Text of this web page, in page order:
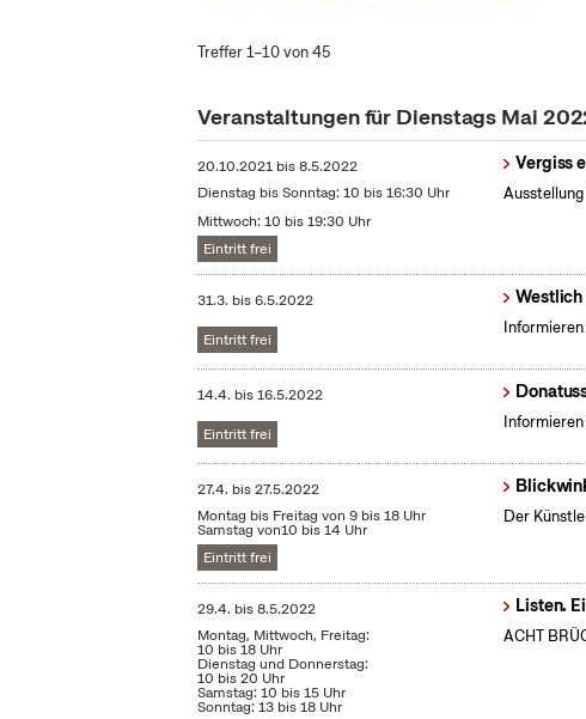
Treffer 1–10 von 45
Veranstaltungen für Dienstags Mai
20.10.2021 bis8.5.2022
Dienstag bis Sonntag: 10 bis 16:30 Uhr
Mittwoch: 10 bis 19:30 Uhr
Eintritt frei
Vergiss
31.3. bis6.5.2022
Eintritt frei
14.4. bis16.5.2022
Eintritt frei
27.4. bis27.5.2022
Montag bis Freitag von 9 bis 18 Uhr
Samstag von10 bis 14 Uhr
Eintritt frei
Der
29.4. bis8.5.2022
Montag, Mittwoch, Freitag:
10 bis 18 Uhr
Dienstag und Donnerstag:
10 bis 20 Uhr
Samstag: 10 bis 15 Uhr
Sonntag: 13 bis 18 Uhr
Listen.
ACHT